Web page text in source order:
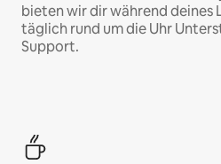
bieten wir dir während
täglich rund um die Uhr
Support.